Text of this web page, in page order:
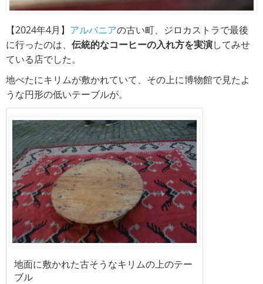
【2024年4月】 アルバニアの古い町、ジロカストラで最後
に行ったのは、 伝統的なコーヒーの入れ方を実演してみせ
ている店でした。
地べたにキリムが敷かれていて、その上に博物館で見たよ
うな円形の低いテーブルが。
地面に敷かれた古そうなキリムの上のテー
ブル